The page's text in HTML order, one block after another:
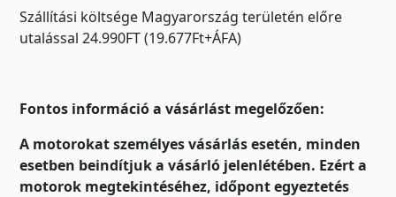
Szállítási költsége Magyarország területén előre
utalással 24.990FT (19.677Ft+ÁFA)
Fontos információ a vásárlást megelőzően:
A motorokat személyes vásárlás esetén, minden
esetben beindítjuk a vásárló jelenlétében. Ezért a
motorok megtekintéséhez, időpont egyeztetés